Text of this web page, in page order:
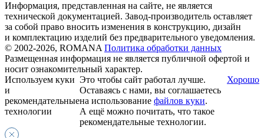
Информация, представленная на сайте, не является
технической документацией. Завод-производитель оставляет
за собой право вносить изменения в конструкцию, дизайн
и комплектацию изделий без предварительного уведомления.
© 2002-2026, ROMANA Политика обработки данных
Размещенная информация не является публичной офертой и
носит ознакомительный характер.
Используем куки
и
рекомендательные
технологии
Это чтобы сайт работал лучше.
Оставаясь с нами, вы соглашаетесь
на использование файлов куки.
А ещё можно почитать, что такое
рекомендательные технологии.
Хорошо